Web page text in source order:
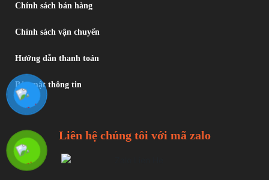
Chính sách bán hàng
Chính sách vận chuyển
Hướng dẫn thanh toán
Bảo mật thông tin
Liên hệ chúng tôi với mã zalo